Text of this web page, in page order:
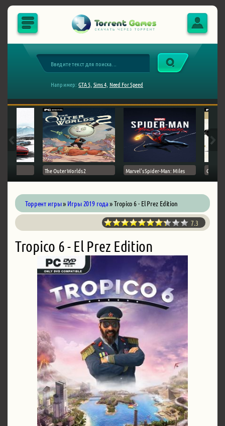
Например: GTA 5, Sims 4, Need For Speed
The Outer Worlds 2 Marvel's Spider-Man: Miles Ghost
Торрент игры» Игры 2019 года» Tropico 6 - El Prez Edition
7.3
Tropico 6 - El Prez Edition